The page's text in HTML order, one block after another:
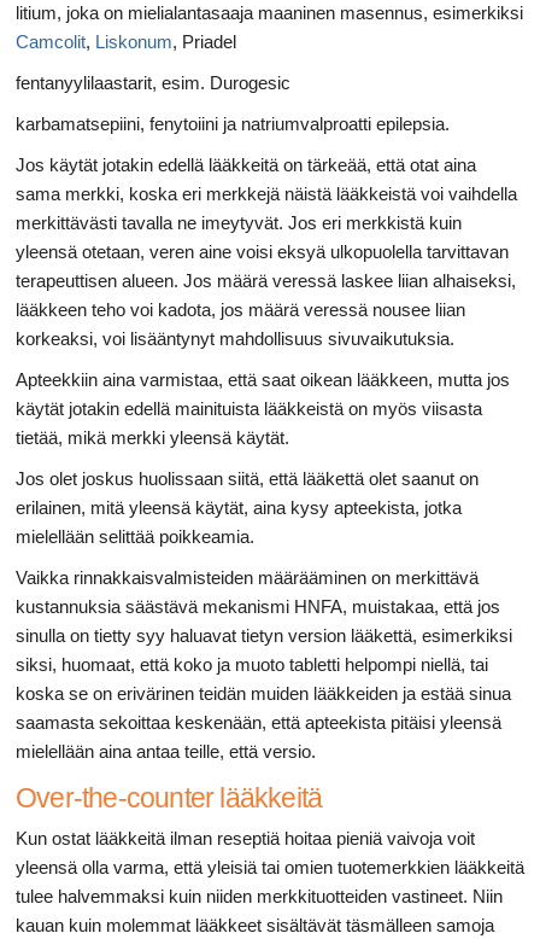
litium, joka on mielialantasaaja maaninen masennus, esimerkiksi
Camcolit, Liskonum, Priadel
fentanyylilaastarit, esim. Durogesic
karbamatsepiini, fenytoiini ja natriumvalproatti epilepsia.
Jos käytät jotakin edellä lääkkeitä on tärkeää, että otat aina
sama merkki, koska eri merkkejä näistä lääkkeistä voi vaihdella
merkittävästi tavalla ne imeytyvät. Jos eri merkkistä kuin
yleensä otetaan, veren aine voisi eksyä ulkopuolella tarvittavan
terapeuttisen alueen. Jos määrä veressä laskee liian alhaiseksi,
lääkkeen teho voi kadota, jos määrä veressä nousee liian
korkeaksi, voi lisääntynyt mahdollisuus sivuvaikutuksia.
Apteekkiin aina varmistaa, että saat oikean lääkkeen, mutta jos
käytät jotakin edellä mainituista lääkkeistä on myös viisasta
tietää, mikä merkki yleensä käytät.
Jos olet joskus huolissaan siitä, että lääkettä olet saanut on
erilainen, mitä yleensä käytät, aina kysy apteekista, jotka
mielellään selittää poikkeamia.
Vaikka rinnakkaisvalmisteiden määrääminen on merkittävä
kustannuksia säästävä mekanismi HNFA, muistakaa, että jos
sinulla on tietty syy haluavat tietyn version lääkettä, esimerkiksi
siksi, huomaat, että koko ja muoto tabletti helpompi niellä, tai
koska se on erivärinen teidän muiden lääkkeiden ja estää sinua
saamasta sekoittaa keskenään, että apteekista pitäisi yleensä
mielellään aina antaa teille, että versio.
Over-the-counter lääkkeitä
Kun ostat lääkkeitä ilman reseptiä hoitaa pieniä vaivoja voit
yleensä olla varma, että yleisiä tai omien tuotemerkkien lääkkeitä
tulee halvemmaksi kuin niiden merkkituotteiden vastineet. Niin
kauan kuin molemmat lääkkeet sisältävät täsmälleen samoja